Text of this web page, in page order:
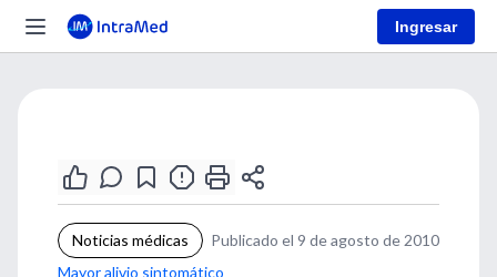
Ingresar
Noticias médicas
Publicado el 9 de agosto de 2010
Mayor alivio sintomático